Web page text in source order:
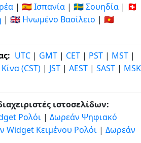
| 🇪🇸 Ισπανία | 🇸🇪 Σουηδία | 🇨🇭
| 🇬🇧 Ηνωμένο Βασίλειο | 🇻🇳
: UTC | GMT | CET | PST | MST |
Κίνα (CST) | JST | AEST | SAST | MSK
ιστοσελίδων:
Ρολόι | Δωρεάν Ψηφιακό
Widget Κειμένου Ρολόι | Δωρεάν